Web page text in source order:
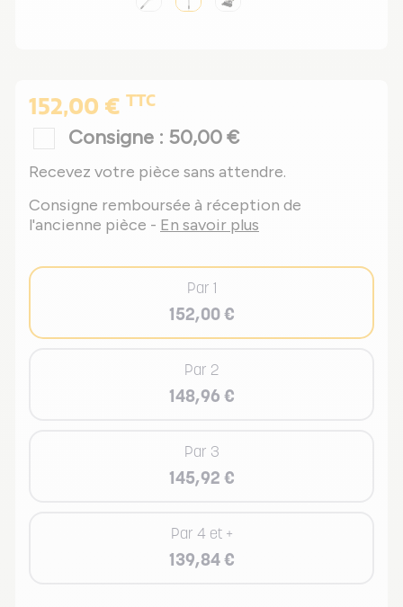
152,00 € TTC
Consigne : 50,00 €
Recevez votre pièce sans attendre.
Consigne remboursée à réception de
l'ancienne pièce - En savoir plus
Par 1
152,00 €
Par 2
148,96 €
Par 3
145,92 €
Par 4 et +
139,84 €